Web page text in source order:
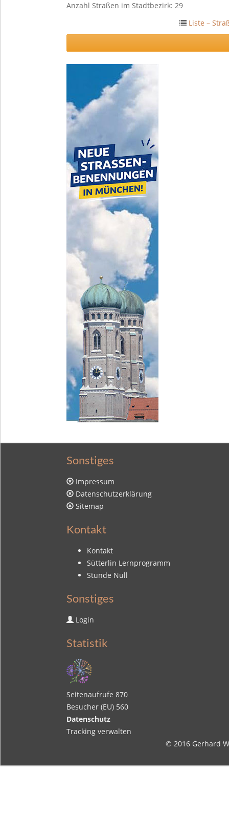
Anzahl Straßen im Stadtbezirk: 29
Liste –
Sonstiges
Impressum
Datenschutzerklärung
Sitemap
Kontakt
Kontakt
Sütterlin Lernprogramm
Stunde Null
Sonstiges
Login
Statistik
Seitenaufrufe 870
Besucher (EU) 560
Datenschutz
Tracking verwalten
© 2016 Gerhard